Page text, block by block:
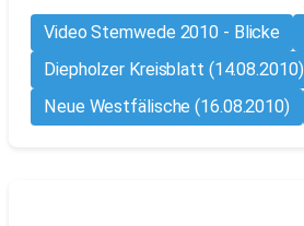
Video Stemwede 2010 - Blicke
Diepholzer Kreisblatt (14.08.2010)
Neue Westfälische (16.08.2010)